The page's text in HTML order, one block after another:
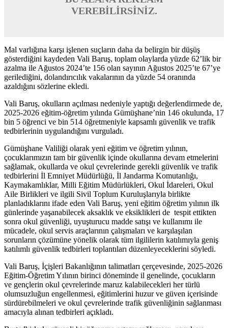
VEREBİLİRSİNİZ.
Mal varlığına karşı işlenen suçların daha da belirgin bir düşüş
gösterdiğini kaydeden Vali Baruş, toplam olaylarda yüzde 62’lik bir
azalma ile Ağustos 2024’te 156 olan sayının Ağustos 2025’te 67’ye
gerilediğini, dolandırıcılık vakalarının da yüzde 54 oranında
azaldığını sözlerine ekledi.
Vali Baruş, okulların açılması nedeniyle yaptığı değerlendirmede de,
2025-2026 eğitim-öğretim yılında Gümüşhane’nin 146 okulunda, 17
bin 5 öğrenci ve bin 514 öğretmeniyle kapsamlı güvenlik ve trafik
tedbirlerinin uygulandığını vurguladı.
Gümüşhane Valiliği olarak yeni eğitim ve öğretim yılının,
çocuklarımızın tam bir güvenlik içinde okullarına devam etmelerini
sağlamak, okullarda ve okul çevrelerinde gerekli güvenlik ve trafik
tedbirlerini İl Emniyet Müdürlüğü, İl Jandarma Komutanlığı,
Kaymakamlıklar, Milli Eğitim Müdürlükleri, Okul İdareleri, Okul
Aile Birlikleri ve ilgili Sivil Toplum Kuruluşlarıyla birlikte
planladıklarını ifade eden Vali Baruş, yeni eğitim öğretim yılının ilk
günlerinde yaşanabilecek aksaklık ve eksiklikleri de tespit ettikten
sonra okul güvenliği, uyuşturucu madde satışı ve kullanımı ile
mücadele, okul servis araçlarının çalışmaları ve karşılaşılan
sorunların çözümüne yönelik olarak tüm ilgililerin katılımıyla geniş
katılımlı güvenlik tedbirleri toplantıları düzenleyeceklerini söyledi.
Vali Baruş, İçişleri Bakanlığının talimatları çerçevesinde, 2025-2026
Eğitim-Öğretim Yılının birinci döneminde il genelinde, çocukların
ve gençlerin okul çevrelerinde maruz kalabilecekleri her türlü
olumsuzluğun engellenmesi, eğitimlerini huzur ve güven içerisinde
sürdürebilmeleri ve okul çevrelerinde trafik güvenliğinin sağlanması
amacıyla alınan tedbirleri açıkladı.